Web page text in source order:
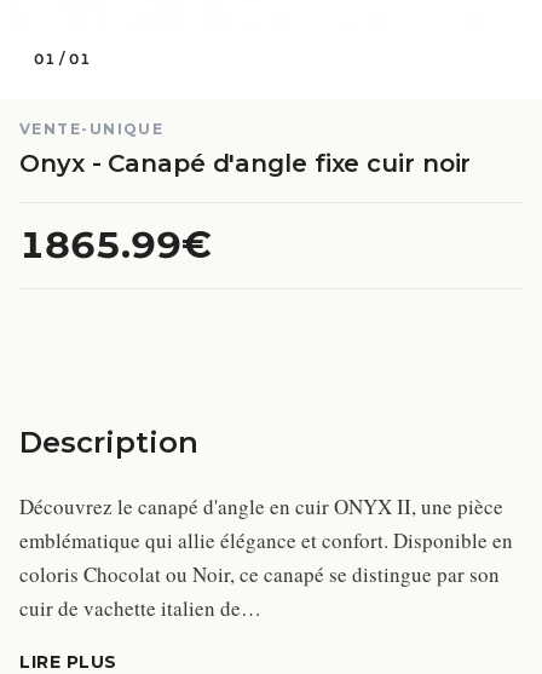
01 /01
VENTE-UNIQUE
Onyx - Canapé d'angle fixe cuir noir
1865.99€
Description
Découvrez le canapé d'angle en cuir ONYX II, une pièce
emblématique qui allie élégance et confort. Disponible en
coloris Chocolat ou Noir, ce canapé se distingue par son
cuir de vachette italien de…
LIRE PLUS